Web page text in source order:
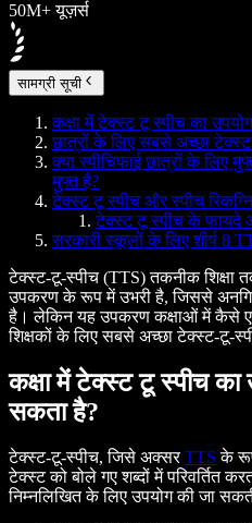
50M+ यूज़र्स
सामग्री सूची
कक्षा में टेक्स्ट टू स्पीच का
छात्रों के लिए सबसे अच्छा टेक्स्ट
क्या स्पीचिफाई छात्रों के लिए
मुफ्त है?
टेक्स्ट टू स्पीच और स्पीच
टेक्स्ट टू स्पीच के फायदे
सरकारी स्कूलों के लिए शीर्ष 8
टेक्स्ट-टू-स्पीच (TTS) तकनीक शिक्षा
उपकरण के रूप में उभरी है, जिससे
है। लेकिन यह उपकरण कक्षाओं में कैसे
शिक्षकों के लिए सबसे अच्छा टेक्स्ट-टू-
कक्षा में टेक्स्ट टू स्पीच
सकता है?
टेक्स्ट-टू-स्पीच, जिसे अक्सरTTS के
टेक्स्ट को बोले गए शब्दों में परिवर्तित
निम्नलिखित के लिए उपयोग की जा